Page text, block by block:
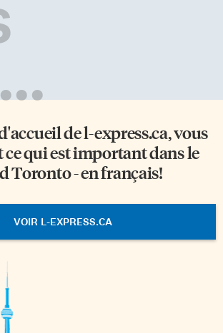
del-express.ca, vous
ce qui est important dans le
Toronto - en français!
VOIR L-EXPRESS.CA